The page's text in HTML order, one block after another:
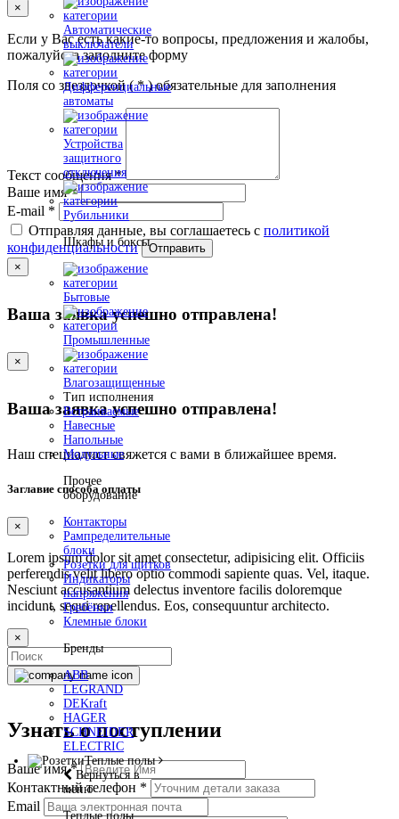
Автоматические
выключатели
Дифференциальные
автоматы
Устройства
защитного
отключения
Рубильники
Шкафы и боксы
Бытовые
Промышленные
Влагозащищенные
Тип исполнения
Встраиваемые
Навесные
Напольные
Модульные
Прочее
оборудование
Контакторы
Рампределительные
блоки
Розетки для щитков
Индикаторы
напряжения
Гребёнки
Клемные блоки
Бренды
ABB
LEGRAND
DEKraft
HAGER
SCHNEIDER
ELECTRIC
Теплые полы
Вернуться в
меню
Теплые полы
×
Если у Вас есть какие-то вопросы, предложения и жалобы,
пожалуйста заполните форму
Поля со звездочкой (*) обязательные для заполнения
Текст сообщения*
Ваше имя*
E-mail *
Отправляя данные, вы соглашаетесь с политикой
конфиденциальности
Отправить
×
Ваша заявка успешно отправлена!
×
Ваша заявка успешно отправлена!
Наш специалист свяжется с вами в ближайшее время.
Заглавие способа оплаты
×
Lorem ipsum dolor sit amet consectetur, adipisicing elit. Officiis
perferendis velit libero optio commodi sapiente quas. Vel, itaque.
Nesciunt accusantium delectus inventore facilis doloremque
incidunt, sequi repellendus. Eos, consequuntur architecto.
×
Узнать о поступлении
Ваше имя*
Контактный телефон *
Email